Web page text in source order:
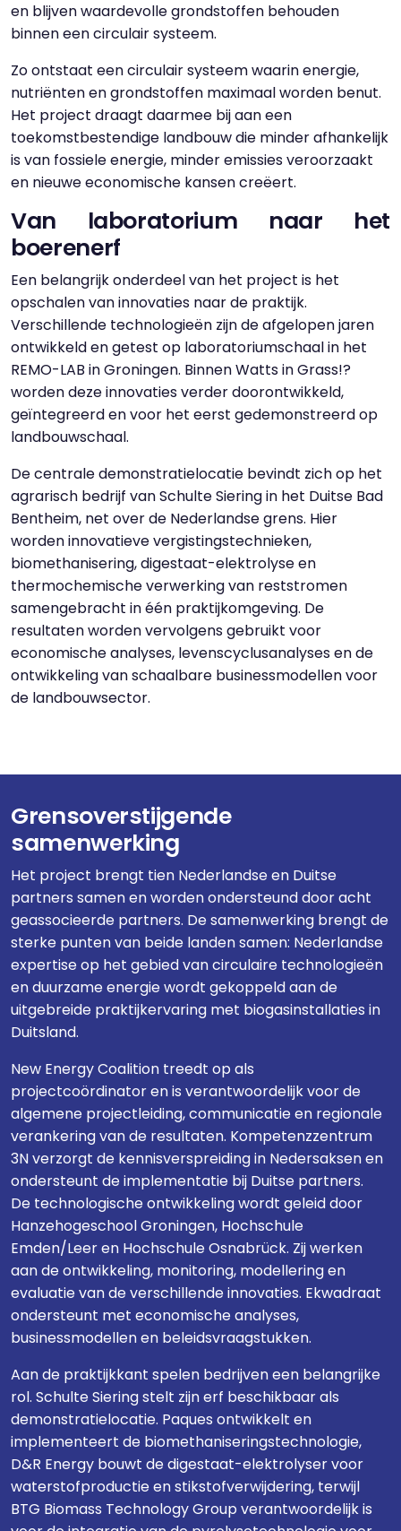
en blijven waardevolle grondstoffen behouden
binnen een circulair systeem.
Zo ontstaat een circulair systeem waarin energie,
nutriënten en grondstoffen maximaal worden benut.
Het project draagt daarmee bij aan een
toekomstbestendige landbouw die minder afhankelijk
is van fossiele energie, minder emissies veroorzaakt
en nieuwe economische kansen creëert.
Van laboratorium naar het
boerenerf
Een belangrijk onderdeel van het project is het
opschalen van innovaties naar de praktijk.
Verschillende technologieën zijn de afgelopen jaren
ontwikkeld en getest op laboratoriumschaal in het
REMO-LAB in Groningen. Binnen Watts in Grass!?
worden deze innovaties verder doorontwikkeld,
geïntegreerd en voor het eerst gedemonstreerd op
landbouwschaal.
De centrale demonstratielocatie bevindt zich op het
agrarisch bedrijf van Schulte Siering in het Duitse Bad
Bentheim, net over de Nederlandse grens. Hier
worden innovatieve vergistingstechnieken,
biomethanisering, digestaat-elektrolyse en
thermochemische verwerking van reststromen
samengebracht in één praktijkomgeving. De
resultaten worden vervolgens gebruikt voor
economische analyses, levenscyclusanalyses en de
ontwikkeling van schaalbare businessmodellen voor
de landbouwsector.
Grensoverstijgende
samenwerking
Het project brengt tien Nederlandse en Duitse
partners samen en worden ondersteund door acht
geassocieerde partners. De samenwerking brengt de
sterke punten van beide landen samen: Nederlandse
expertise op het gebied van circulaire technologieën
en duurzame energie wordt gekoppeld aan de
uitgebreide praktijkervaring met biogasinstallaties in
Duitsland.
New Energy Coalition treedt op als
projectcoördinator en is verantwoordelijk voor de
algemene projectleiding, communicatie en regionale
verankering van de resultaten. Kompetenzzentrum
3N verzorgt de kennisverspreiding in Nedersaksen en
ondersteunt de implementatie bij Duitse partners.
De technologische ontwikkeling wordt geleid door
Hanzehogeschool Groningen, Hochschule
Emden/Leer en Hochschule Osnabrück. Zij werken
aan de ontwikkeling, monitoring, modellering en
evaluatie van de verschillende innovaties. Ekwadraat
ondersteunt met economische analyses,
businessmodellen en beleidsvraagstukken.
Aan de praktijkkant spelen bedrijven een belangrijke
rol. Schulte Siering stelt zijn erf beschikbaar als
demonstratielocatie. Paques ontwikkelt en
implementeert de biomethaniseringstechnologie,
D&R Energy bouwt de digestaat-elektrolyser voor
waterstofproductie en stikstofverwijdering, terwijl
BTG Biomass Technology Group verantwoordelijk is